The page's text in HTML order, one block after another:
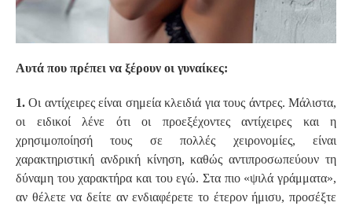
Αυτά που πρέπει να ξέρουν οι γυναίκες:
1.Οι αντίχειρες είναι σημεία κλειδιά για τους άντρες. Μάλιστα,
οι ειδικοί λένε ότι οι προεξέχοντες αντίχειρες και η
χρησιμοποίησή τους σε πολλές χειρονομίες, είναι
χαρακτηριστική ανδρική κίνηση, καθώς αντιπροσωπεύουν τη
δύναμη του χαρακτήρα και του εγώ. Στα πιο «ψιλά γράμματα»,
αν θέλετε να δείτε αν ενδιαφέρετε το έτερον ήμισυ, προσέξτε